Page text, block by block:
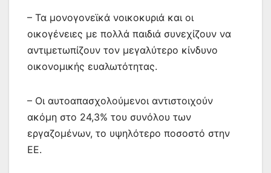
– Τα μονογονεϊκά νοικοκυριά και οι
οικογένειες με πολλά παιδιά συνεχίζουν να
αντιμετωπίζουν τον μεγαλύτερο κίνδυνο
οικονομικής ευαλωτότητας.
– Οι αυτοαπασχολούμενοι αντιστοιχούν
ακόμη στο 24,3% του συνόλου των
εργαζομένων, το υψηλότερο ποσοστό στην
ΕΕ.